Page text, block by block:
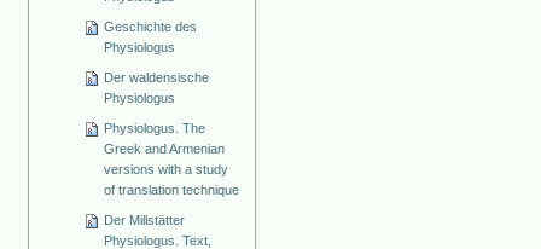
Geschichte des
Physiologus
Der waldensische
Physiologus
Physiologus. The
Greek and Armenian
versions with a study
of translation technique
Der Millstätter
Physiologus. Text,